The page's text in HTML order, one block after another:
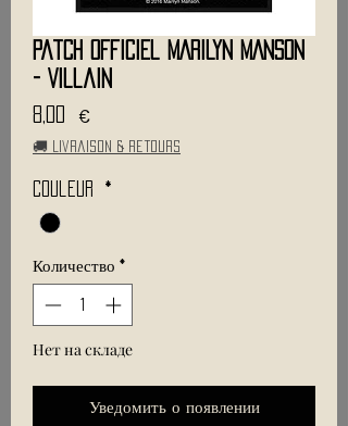
Patch Officiel MARILYN MANSON
- Villain
8,00 €
🚚 Livraison & retours
Couleur *
Количество *
Нет на складе
Уведомить о появлении